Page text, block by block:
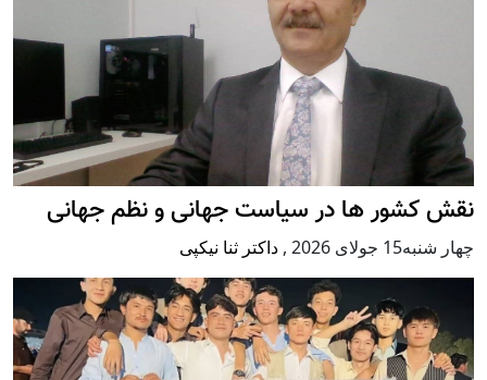
نقش کشور ها در سیاست جهانی و نظم جهانی
چهار شنبه15 جولای 2026 , داکتر ثنا نیکپی